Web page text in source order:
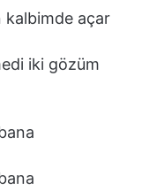
kalbimde açar
iki gözüm